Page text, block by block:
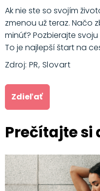
Ak nie ste so svojím
zmenou už teraz. Načo
minúť? Pozbierajte
To je najlepší štart na
Zdroj: PR, Slovart
Zdieľať
Prečítajte si